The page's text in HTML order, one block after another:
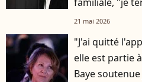
d'avis"
21 mai 2026
"J'ai quitté
elle est partie
Baye